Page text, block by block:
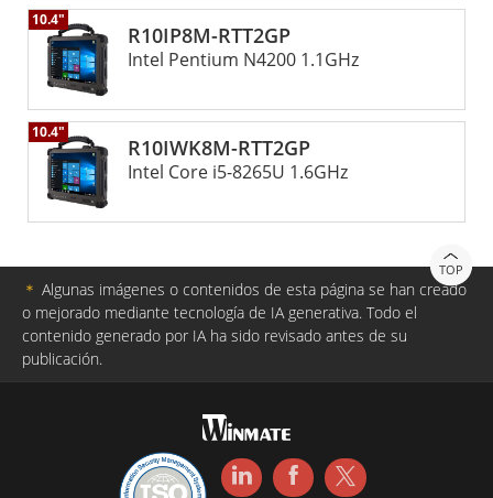
R10IP8M-RTT2GP
10.4"
Intel Pentium N4200 1.1GHz
R10IWK8M-RTT2GP
10.4"
Intel Core i5-8265U 1.6GHz
TOP
＊ Algunas imágenes o contenidos de esta página se han creado
o mejorado mediante tecnología de IA generativa. Todo el
contenido generado por IA ha sido revisado antes de su
publicación.